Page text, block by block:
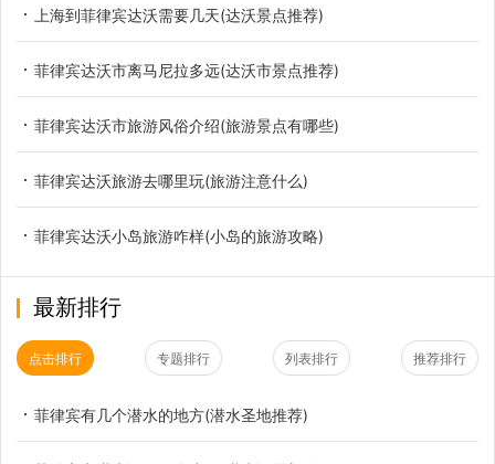
上海到菲律宾达沃需要几天(达沃景点推荐)
菲律宾达沃市离马尼拉多远(达沃市景点推荐)
菲律宾达沃市旅游风俗介绍(旅游景点有哪些)
菲律宾达沃旅游去哪里玩(旅游注意什么)
菲律宾达沃小岛旅游咋样(小岛的旅游攻略)
最新排行
点击排行 专题排行 列表排行 推荐排行
菲律宾有几个潜水的地方(潜水圣地推荐)